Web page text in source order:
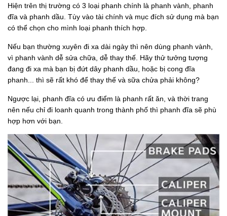
Hiện trên thị trường có 3 loại phanh chính là phanh vành, phanh
đĩa và phanh dầu. Tùy vào tài chính và mục đích sử dụng mà bạn
có thể chọn cho mình loại phanh thích hợp.
Nếu bạn thường xuyên đi xa dài ngày thì nên dùng phanh vành,
vì phanh vành dễ sửa chữa, dễ thay thế. Hãy thử tưởng tượng
đang đi xa mà bạn bị đứt dây phanh dầu, hoặc bị cong đĩa
phanh... thì sẽ rất khó để thay thế và sữa chửa phải không?
Ngược lại, phanh đĩa có ưu điểm là phanh rất ăn, và thời trang
nên nếu chỉ đi loanh quanh trong thành phố thì phanh đĩa sẽ phù
hợp hơn với bạn.